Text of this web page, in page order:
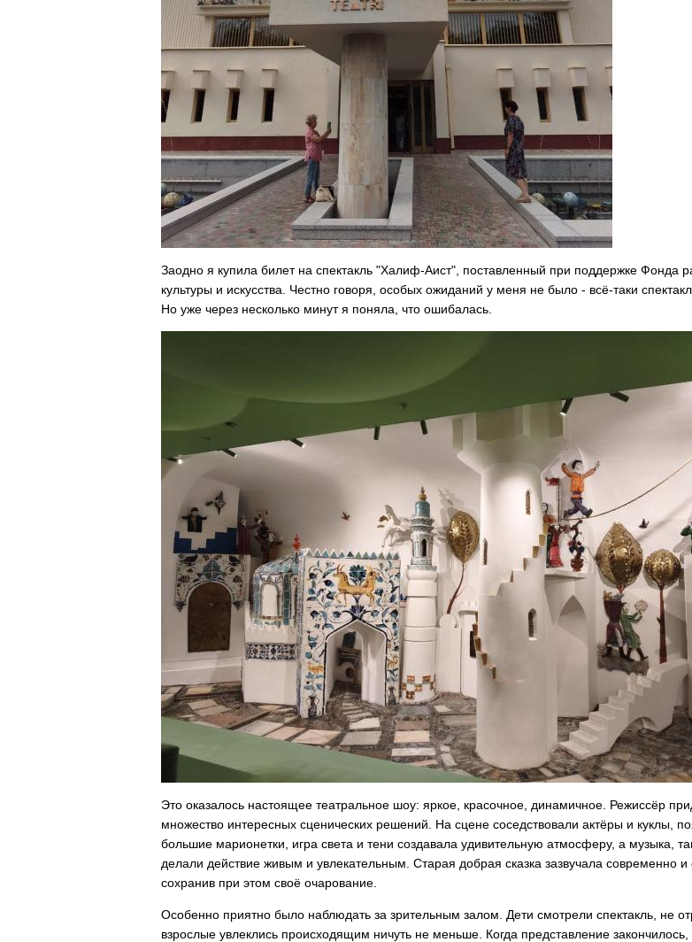
Заодно я купила билет на спектакль "Халиф-Аист", поставленный при поддержке Фонда
культуры и искусства. Честно говоря, особых ожиданий у меня не было - всё-таки
Но уже через несколько минут я поняла, что ошибалась.
Это оказалось настоящее театральное шоу: яркое, красочное, динамичное. Режиссёр
множество интересных сценических решений. На сцене соседствовали актёры и куклы,
большие марионетки, игра света и тени создавала удивительную атмосферу, а музыка,
делали действие живым и увлекательным. Старая добрая сказка зазвучала современно и
сохранив при этом своё очарование.
Особенно приятно было наблюдать за зрительным залом. Дети смотрели спектакль, не
взрослые увлеклись происходящим ничуть не меньше. Когда представление закончилось,